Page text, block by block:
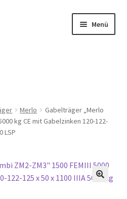
Menü
Merlo
Gabelträger „Merlo
kg CE mit Gabelzinken 120-122-
LSP